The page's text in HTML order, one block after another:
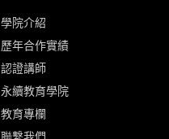
學院介紹
歷年合作實績
認證講師
永續教育學院
教育專欄